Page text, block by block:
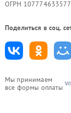
Мы принимаем
все формы оплаты
ОГРН
Поделиться в соц.